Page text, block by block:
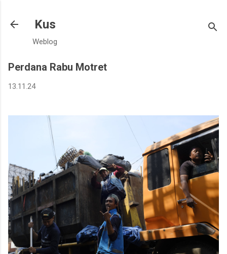
Kus
Weblog
Perdana Rabu Motret
13.11.24